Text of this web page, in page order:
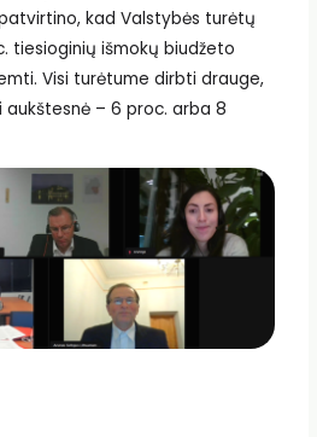
kad Valstybės turėtų
tiesioginių išmokų biudžeto
Visi turėtume dirbti drauge,
– 6 proc. arba 8